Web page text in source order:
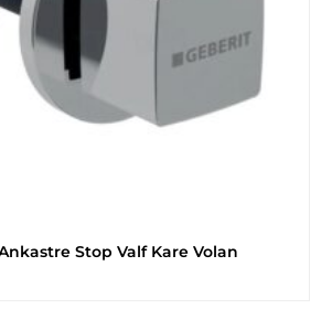
Stop Valf Kare Volan